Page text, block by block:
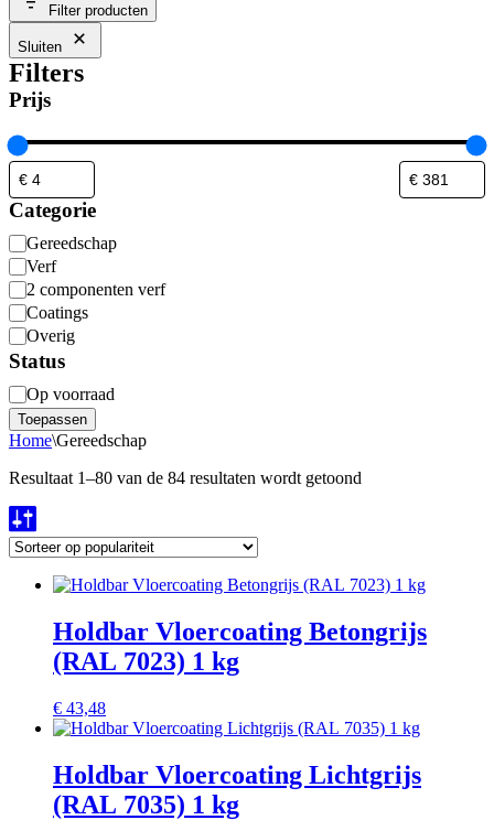
Filter producten
Sluiten
Filters
Prijs
Categorie
Categorie
Gereedschap
Verf
2 componenten verf
Coatings
Overig
Status
Beschikbaarheid
Op voorraad
Toepassen
Home\Gereedschap
Resultaat 1–80 van de 84 resultaten wordt getoond
Holdbar Vloercoating Betongrijs
(RAL 7023) 1 kg
€ 43,48
Holdbar Vloercoating Lichtgrijs
(RAL 7035) 1 kg